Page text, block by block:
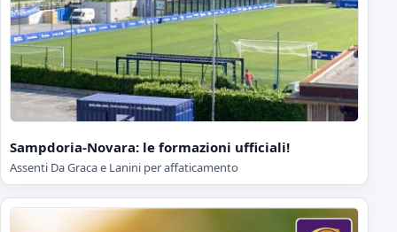
Sampdoria-Novara: le formazioni ufficiali!
Assenti Da Graca e Lanini per affaticamento